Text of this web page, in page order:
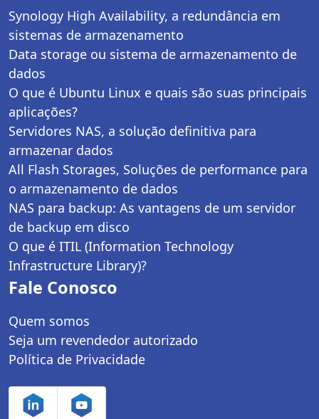
Synology High Availability, a redundância em
sistemas de armazenamento
Data storage ou sistema de armazenamento de
dados
O que é Ubuntu Linux e quais são suas principais
aplicações?
Servidores NAS, a solução definitiva para
armazenar dados
All Flash Storages, Soluções de performance para
o armazenamento de dados
NAS para backup: As vantagens de um servidor
de backup em disco
O que é ITIL (Information Technology
Infrastructure Library)?
Fale Conosco
Quem somos
Seja um revendedor autorizado
Política de Privacidade